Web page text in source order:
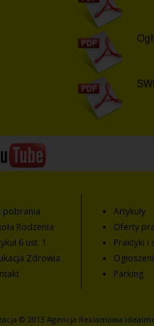
pobrania
Rodzenia
6 ust. 1
Zdrowia
Artykuły
Oferty
Praktyki i
Parking
© 2013 Agencja Reklamowa